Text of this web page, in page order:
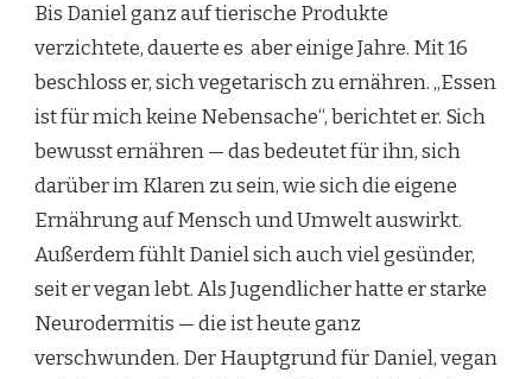
Bis Daniel ganz auf tierische Produkte
verzichtete, dauerte es aber einige Jahre. Mit 16
beschloss er, sich vegetarisch zu ernähren. „Essen
ist für mich keine Nebensache“, berichtet er. Sich
bewusst ernähren — das bedeutet für ihn, sich
darüber im Klaren zu sein, wie sich die eigene
Ernährung auf Mensch und Umwelt auswirkt.
Außerdem fühlt Daniel sich auch viel gesünder,
seit er vegan lebt. Als Jugendlicher hatte er starke
Neurodermitis — die ist heute ganz
verschwunden. Der Hauptgrund für Daniel, vegan